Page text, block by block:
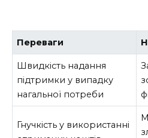
Переваги
Швидкість надання
підтримки у випадку
нагальної потреби
Гнучкість у використанні